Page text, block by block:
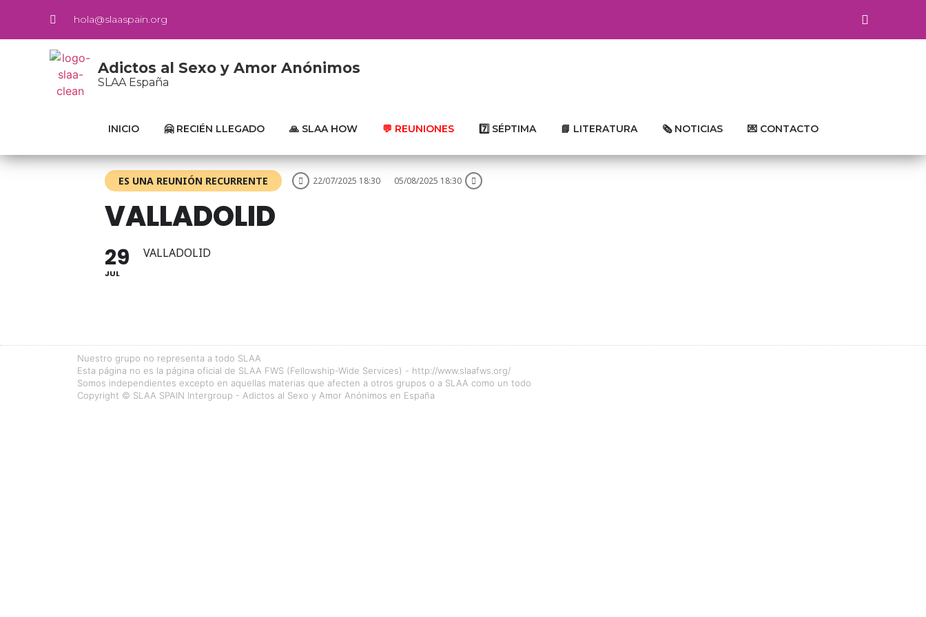
hola@slaaspain.org
Adictos al Sexo y Amor Anónimos
SLAA España
INICIO 🤗 RECIÉN LLEGADO 🙏 SLAA HOW 💬 REUNIONES 7️⃣ SÉPTIMA 📘 LITERATURA 🗞 NOTICIAS 💌 CONTACTO
ES UNA REUNIÓN RECURRENTE 22/07/2025 18:30 05/08/2025 18:30
VALLADOLID
29
JUL
VALLADOLID
Nuestro grupo no representa a todo SLAA
Esta página no es la página oficial de SLAA FWS (Fellowship-Wide Services) - http://www.slaafws.org/
Somos independientes excepto en aquellas materias que afecten a otros grupos o a SLAA como un todo
Copyright © SLAA SPAIN Intergroup - Adictos al Sexo y Amor Anónimos en España